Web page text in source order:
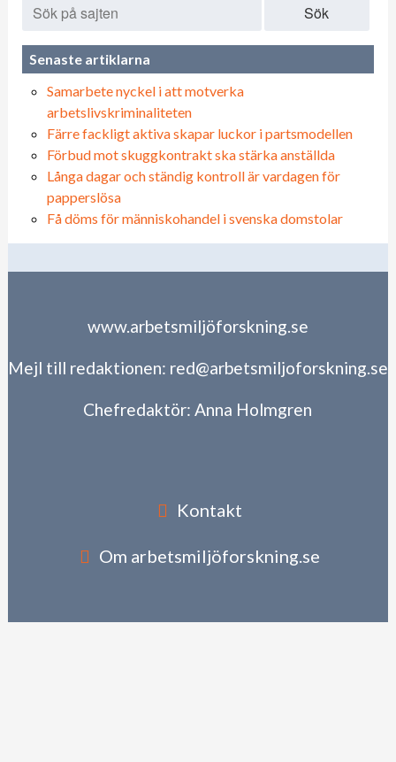
Sök
Senaste artiklarna
Samarbete nyckel i att motverka
arbetslivskriminaliteten
Färre fackligt aktiva skapar luckor i partsmodellen
Förbud mot skuggkontrakt ska stärka anställda
Långa dagar och ständig kontroll är vardagen för
papperslösa
Få döms för människohandel i svenska domstolar
www.arbetsmiljöforskning.se
Mejl till redaktionen: red@arbetsmiljoforskning.se
Chefredaktör:Anna Holmgren
Kontakt
Om arbetsmiljöforskning.se